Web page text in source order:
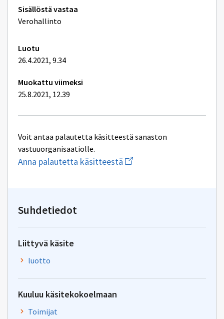
Tekniset
lisätiedot
Sisällöstä vastaa
Verohallinto
Luotu
26.4.2021, 9.34
Muokattu viimeksi
25.8.2021, 12.39
Voit antaa palautetta käsitteestä sanaston
vastuuorganisaatiolle.
Anna palautetta käsitteestä Aloita
uuden
Suhdetiedot
Liittyvä käsite
luotto
Kuuluu käsitekokoelmaan
Toimijat